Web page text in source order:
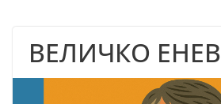
ВЕЛИЧКО ЕНЕВ